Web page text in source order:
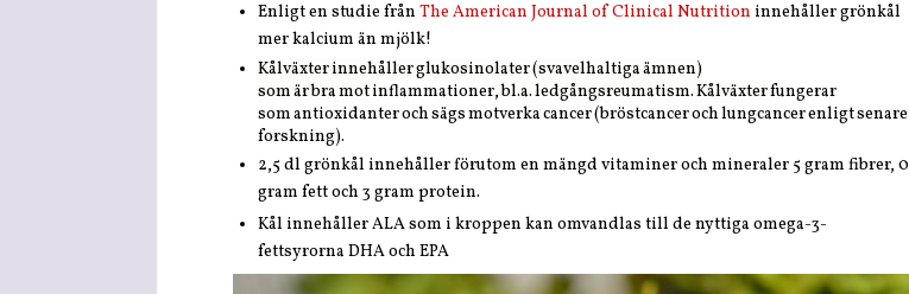
Enligt en studie från The American Journal of Clinical Nutrition innehåller grönkål
mer kalcium än mjölk!
Kålväxter innehåller glukosinolater (svavelhaltiga ämnen)
som är bra motinflammationer, bl.a. ledgångsreumatism. Kålväxterfungerar
somantioxidanteroch sägs motverka cancer (bröstcancer och lungcancer enligt senare
forskning).
2,5 dl grönkål innehåller förutom en mängd vitaminer och mineraler 5 gram fibrer, 0
gram fett och 3 gram protein.
Kål innehåller ALA som i kroppen kan omvandlas till de nyttiga omega-3-
fettsyrorna DHA och EPA